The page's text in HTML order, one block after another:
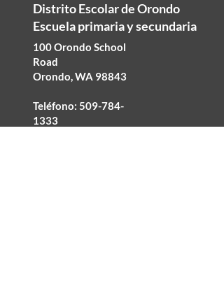
Distrito Escolar de Orondo
Escuela primaria y secundaria
100 Orondo School
Road
Orondo, WA 98843
Teléfono: 509-784-
1333